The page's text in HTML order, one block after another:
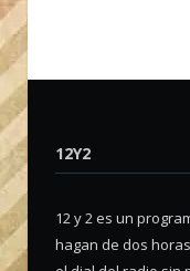
12Y2
12 y 2 es un
hagan de dos